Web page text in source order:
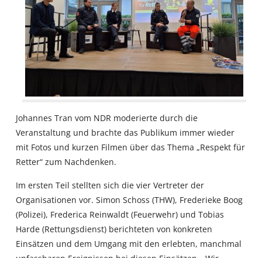
Johannes Tran vom NDR moderierte durch die
Veranstaltung und brachte das Publikum immer wieder
mit Fotos und kurzen Filmen über das Thema „Respekt für
Retter“ zum Nachdenken.
Im ersten Teil stellten sich die vier Vertreter der
Organisationen vor. Simon Schoss (THW), Frederieke Boog
(Polizei), Frederica Reinwaldt (Feuerwehr) und Tobias
Harde (Rettungsdienst) berichteten von konkreten
Einsätzen und dem Umgang mit den erlebten, manchmal